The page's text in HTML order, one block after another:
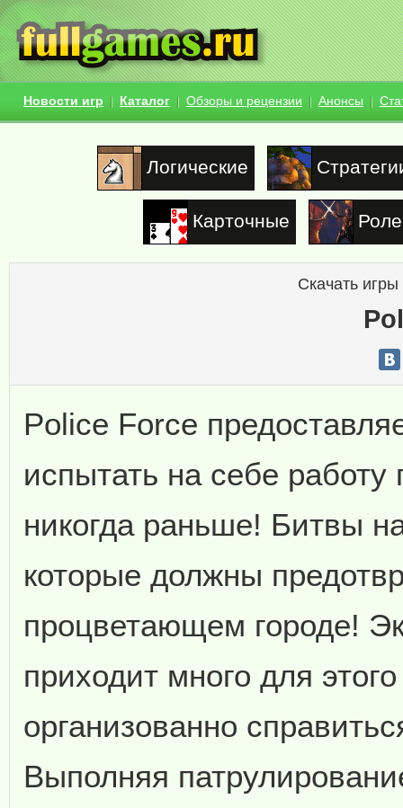
Новости игр Каталог Обзоры и рецензии Анонсы
Логические
Карточные
Скачать
Police Force
испытать на себе работу
никогда раньше! Битвы
которые должны
процветающем городе!
приходит много для
организованно
Выполняя